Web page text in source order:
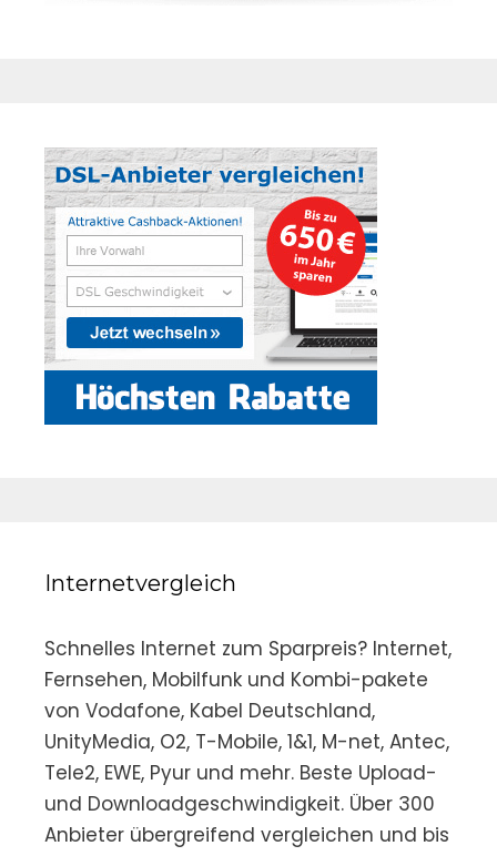
Internetvergleich
Schnelles Internet zum Sparpreis? Internet,
Fernsehen, Mobilfunk und Kombi-pakete
von Vodafone, Kabel Deutschland,
UnityMedia, O2, T-Mobile, 1&1, M-net, Antec,
Tele2, EWE, Pyur und mehr. Beste Upload-
und Downloadgeschwindigkeit. Über 300
Anbieter übergreifend vergleichen und bis